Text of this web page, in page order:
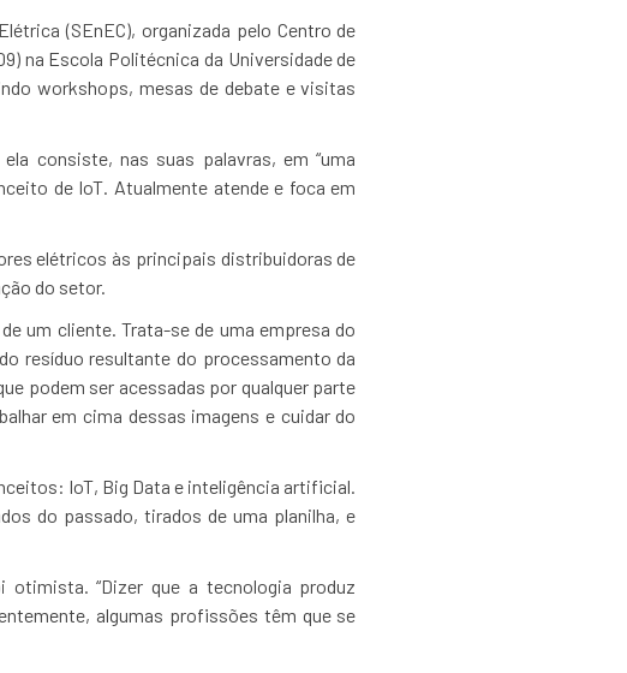
(SEnEC), organizada pelo Centro de
na Escola Politécnica da Universidade de
workshops, mesas de debate e visitas
consiste, nas suas palavras, em “uma
de IoT. Atualmente atende e foca em
elétricos às principais distribuidoras de
do setor.
um cliente. Trata-se de uma empresa do
resíduo resultante do processamento da
podem ser acessadas por qualquer parte
em cima dessas imagens e cuidar do
IoT, Big Data e inteligência artificial.
do passado, tirados de uma planilha, e
otimista. “Dizer que a tecnologia produz
algumas profissões têm que se